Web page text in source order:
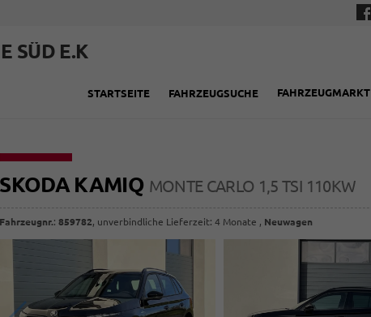
SÜD E.K
STARTSEITE FAHRZEUGSUCHE FAHRZEUGMARKT
SKODA KAMIQ MONTE CARLO 1,5 TSI 110KW
Fahrzeugnr.:859782, unverbindliche Lieferzeit:4 Monate , Neuwagen